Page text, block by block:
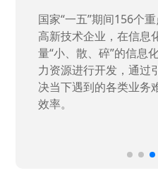
国家“一五”期间156个
高新技术企业，在信息
量“小、散、碎”的信息
力资源进行开发，通过
决当下遇到的各类业务
效率。